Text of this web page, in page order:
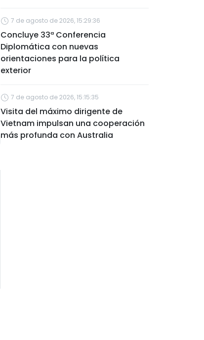
7 de agosto de 2026, 15:29:36
Concluye 33ª Conferencia
Diplomática con nuevas
orientaciones para la política
exterior
7 de agosto de 2026, 15:15:35
Visita del máximo dirigente de
Vietnam impulsan una cooperación
más profunda con Australia